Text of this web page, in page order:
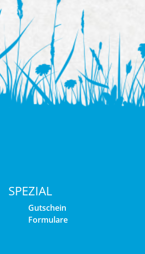
SPEZIAL
Gutschein
Formulare